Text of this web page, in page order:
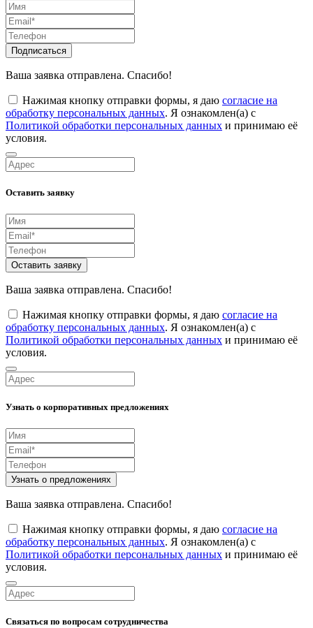
Подписаться
Ваша заявка отправлена. Спасибо!
Нажимая кнопку отправки формы, я даю согласие на
обработку персональных данных. Я ознакомлен(а) с
Политикой обработки персональных данных и принимаю её
условия.
Оставить заявку
Оставить заявку
Ваша заявка отправлена. Спасибо!
Нажимая кнопку отправки формы, я даю согласие на
обработку персональных данных. Я ознакомлен(а) с
Политикой обработки персональных данных и принимаю её
условия.
Узнать о корпоративных предложениях
Узнать о предложениях
Ваша заявка отправлена. Спасибо!
Нажимая кнопку отправки формы, я даю согласие на
обработку персональных данных. Я ознакомлен(а) с
Политикой обработки персональных данных и принимаю её
условия.
Связаться по вопросам сотрудничества